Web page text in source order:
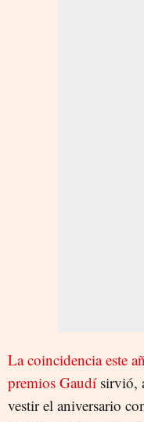
La coincidencia este
premios Gaudísirvió,
vestir el aniversario